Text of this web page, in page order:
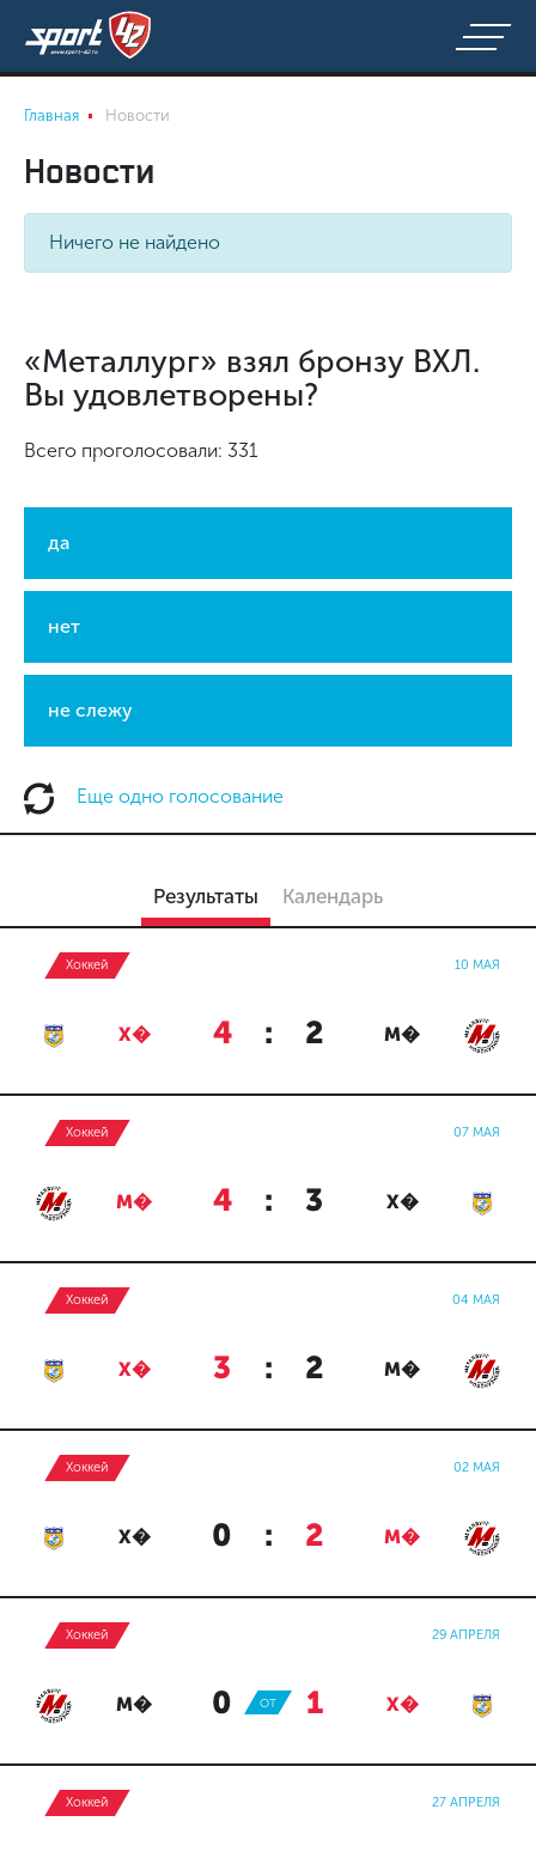
Главная Новости
Новости
Ничего не найдено
«Металлург» взял бронзу ВХЛ.
Вы удовлетворены?
Всего проголосовали: 331
да
нет
не слежу
Еще одно голосование
Результаты Календарь
Хоккей 10 МАЯ
Х� 4 : 2 М�
Хоккей 07 МАЯ
М� 4 : 3 Х�
Хоккей 04 МАЯ
Х� 3 : 2 М�
Хоккей 02 МАЯ
Х� 0 : 2 М�
Хоккей 29 АПРЕЛЯ
М� 0 : 1 Х�
ОТ
Хоккей 27 АПРЕЛЯ